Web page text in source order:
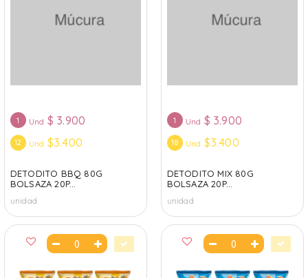
1 Und $ 3.900
12 Und $3.400
DETODITO BBQ 80G
BOLSAZA 20P...
unidad
1 Und $ 3.900
18 Und $3.400
DETODITO MIX 80G
BOLSAZA 20P...
unidad